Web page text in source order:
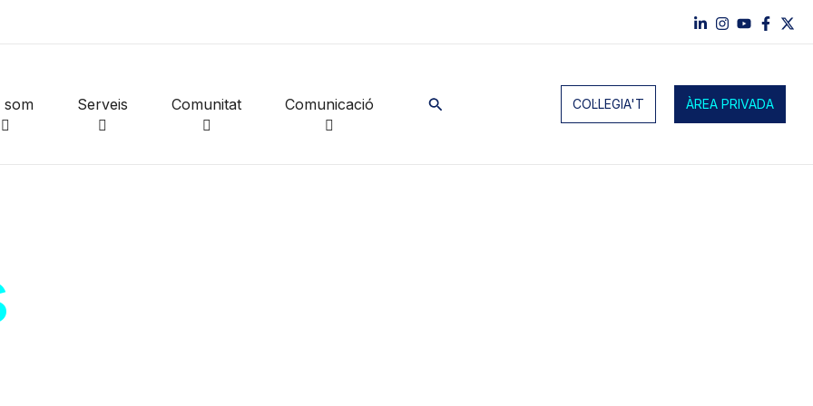
som Serveis Comunitat Comunicació Cerca COL·LEGIA'T ÀREA PRIVADA